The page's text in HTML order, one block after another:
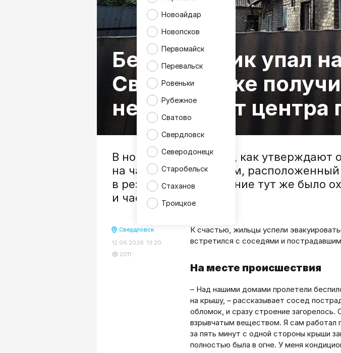
Новоайдар
Новопсков
Первомайск
Перевальск
Ровеньки
Рубежное
Сватово
Свердловск
Северодонецк
Старобельск
Стаханов
Троицкое
Беспилотник упал
Свердловске
недалеко от центра
В ночь со 2 на 3 июня, как утверждают
на частный жилой дом, расположенный
в результате чего здание тут же было
и частично первый
Свердловск
12.06.2026 13:20
2011
К счастью, жильцы успели
встретился с соседями и
На месте происшествия
– Над нашими домами пролетели
на крышу, – рассказывает сосед
обломок, и сразу строение загорелось.
взрывчатым веществом. Я сам работал
за пять минут с одной стороны крыши
полностью была в огне. У меня